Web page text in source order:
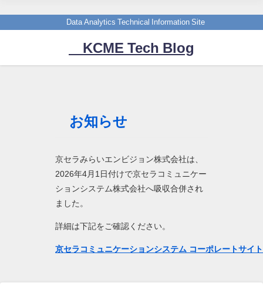
Data Analytics Technical Information Site
KCME Tech Blog
お知らせ
京セラみらいエンビジョン株式会社は、
2026年4月1日付けで京セラコミュニケー
ションシステム株式会社へ吸収合併され
ました。
詳細は下記をご確認ください。
京セラコミュニケーションシステム コーポレートサイ